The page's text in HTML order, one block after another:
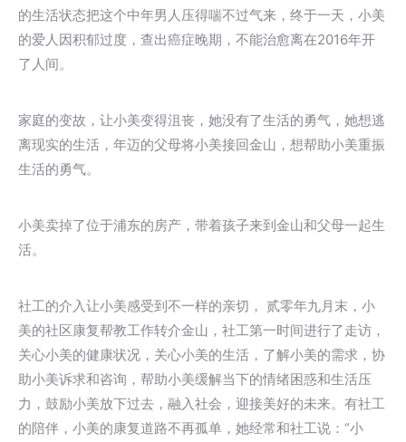
的生活状态把这个中年男人压得喘不过气来，终于一天，小美
的爱人因积郁过度，查出癌症晚期，不能治愈离在2016年开
了人间。
家庭的变故，让小美变得沮丧，她没有了生活的勇气，她想逃
离现实的生活，年迈的父母将小美接回金山，想帮助小美重振
生活的勇气。
小美卖掉了位于浦东的房产，带着孩子来到金山和父母一起生
活。
社工的介入让小美感受到不一样的亲切， 贰零年九月末，小
美的社区康复帮教工作转介金山，社工第一时间进行了走访，
关心小美的健康状况，关心小美的生活，了解小美的需求，协
助小美诉求和咨询，帮助小美缓解当下的情绪困惑和生活压
力，鼓励小美放下过去，融入社会，迎接美好的未来。有社工
的陪伴，小美的康复道路不再孤单，她经常和社工说：“小